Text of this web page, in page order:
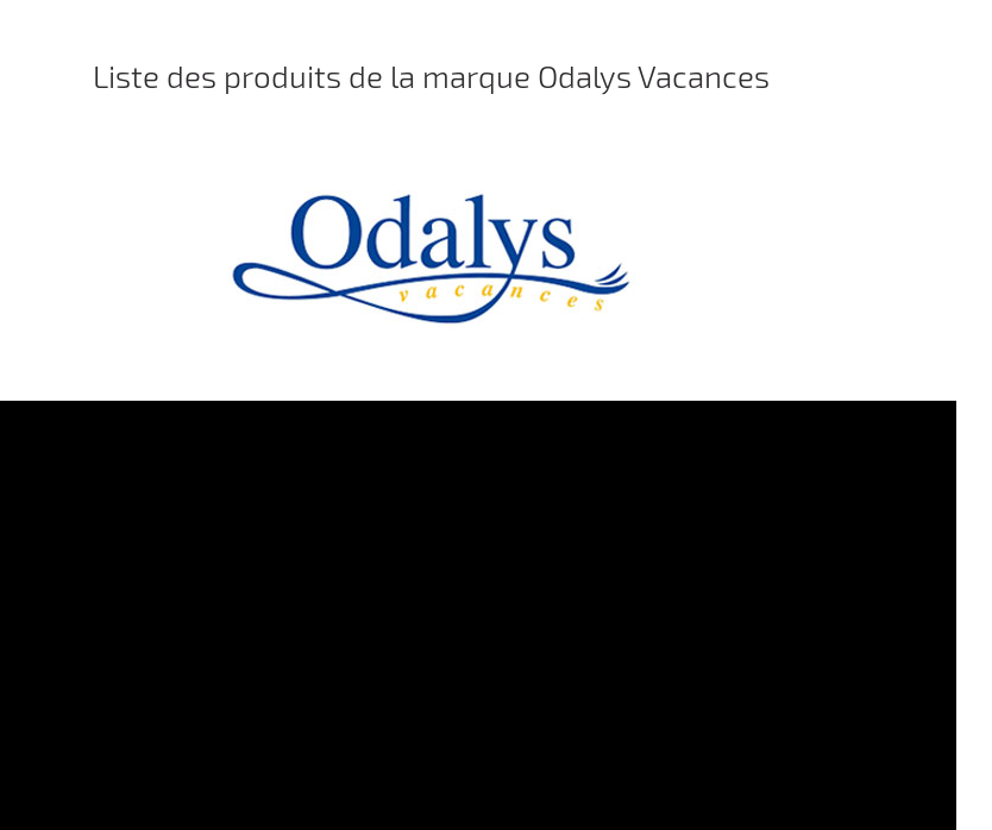
Liste des produits de la marque Odalys Vacances